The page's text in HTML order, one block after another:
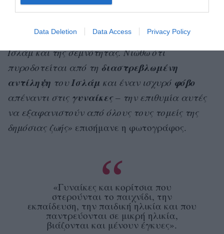
Data Deletion Data Access Privacy Policy
αποτέλεσμα τελικά να αφήσει ακάλυπτη μόνο
τη θρησκεία, παρόλο που γίνεται στο όνομα του
Ισλάμ και της σεμνότητας. Νιώθω ότι
πυροδοτείται από τη διαστρεβλωμένη
αντίληψη τουΙσλάμ και έναν ισχυρό φόβο
απέναντι στις γυναίκες– την επιθυμία αυτές
να εξαφανιστούν από όλους τους τομείς της
δημόσιας ζωής» επισήμανε η φωτογράφος.
«Γυναίκες και κορίτσια που
στερούνται το παιχνίδι, την
εκπαίδευση, την παιδική ηλικία και που
παντρεύονται σε μικρή ηλικία,
βιάζονται και μένουν έγκυες».